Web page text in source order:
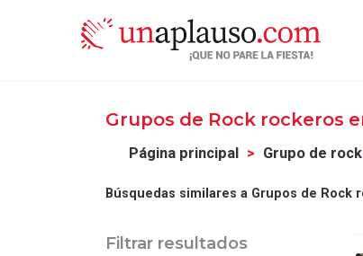
Grupos de Rock rockeros
Página principal Grupo de rock
Búsquedas similares a Grupos de Rock
Filtrar resultados